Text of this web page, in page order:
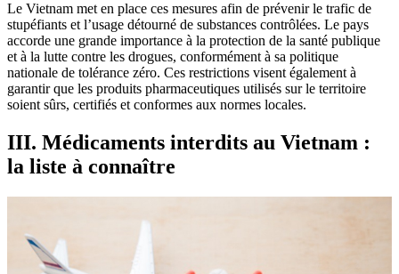
Le Vietnam met en place ces mesures afin de prévenir le trafic de
stupéfiants et l’usage détourné de substances contrôlées. Le pays
accorde une grande importance à la protection de la santé publique
et à la lutte contre les drogues, conformément à sa politique
nationale de tolérance zéro. Ces restrictions visent également à
garantir que les produits pharmaceutiques utilisés sur le territoire
soient sûrs, certifiés et conformes aux normes locales.
III. Médicaments interdits au Vietnam :
la liste à connaître